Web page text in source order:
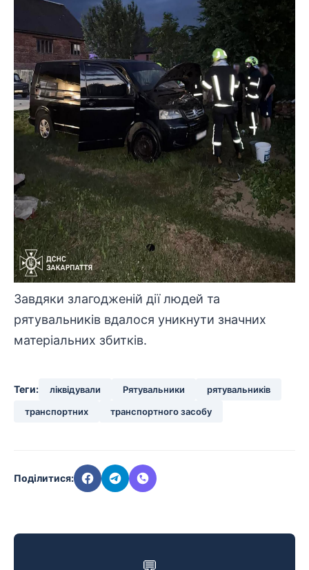
Завдяки злагодженій дії людей та
рятувальників вдалося уникнути значних
матеріальних збитків.
Теги: ліквідували Рятувальники
рятувальників
транспортних
транспортного засобу
Поділитися: